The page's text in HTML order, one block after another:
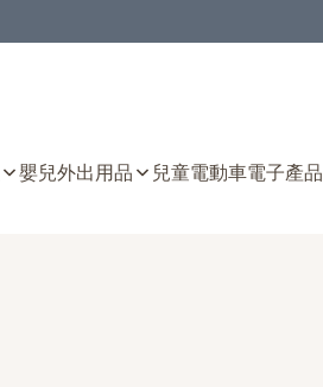
嬰兒外出用品 兒童電動車電子產品